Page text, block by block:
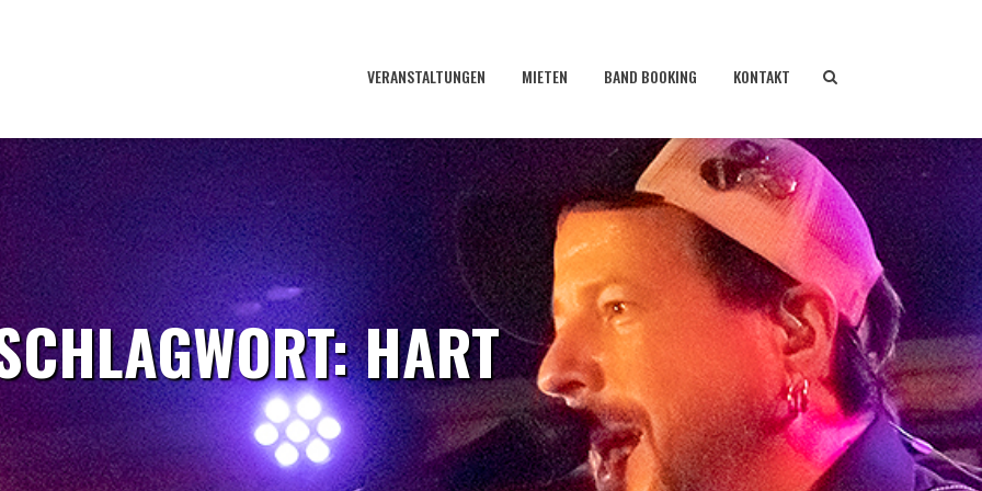
VERANSTALTUNGEN MIETEN BAND BOOKING KONTAKT
HART